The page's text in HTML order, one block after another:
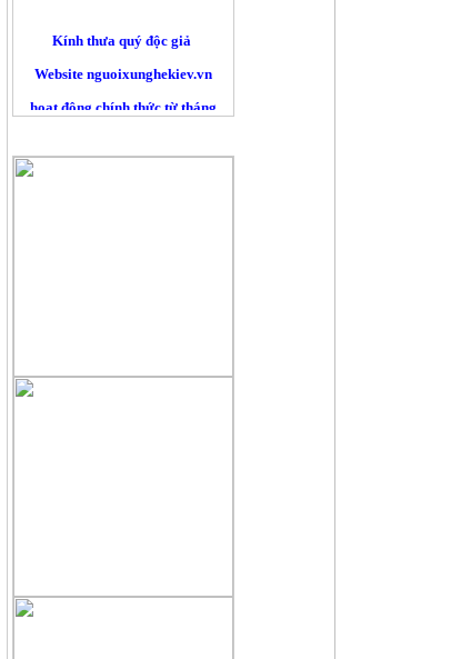
Website nguoixunghekiev.vn
hoạt động chính thức từ tháng
10/2012. và phi lợi nhuận.
Trang tin đăng tải tin tức
người làm báo không chuyên nên